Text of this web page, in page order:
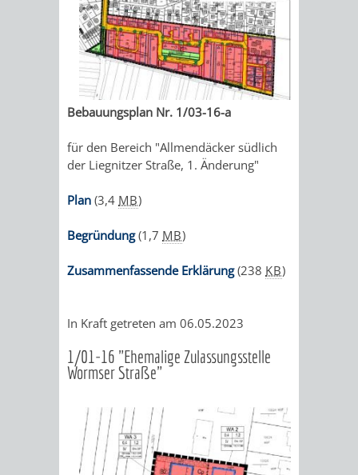
FAMILIENFORSCHUNG
SPUREN
IN
WEINHEIM
KRIEGERDENKMAL
&
ERZIEHER/INNEN
VERMIETUNG
RÄUMEN
BENUTZUNG
MELDEKARTEI
/
JÜDISCHE
IN
DIE
APP
FÜR
SHOPPINGSPORT
SPORTSTÄTTEN
MINIGOLFRADFAHREN
Bebauungsplan Nr. 1/03-16-a
für den Bereich "Allmendäcker südlich
der Liegnitzer Straße, 1. Änderung"
Plan (3,4 MB)
Begründung(1,7 MB)
Zusammenfassende Erklärung(238 KB)
In Kraft getreten am 06.05.2023
1/01-16 "Ehemalige Zulassungsstelle
Wormser Straße"